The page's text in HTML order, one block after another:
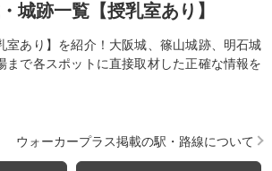
城跡一覧【授乳室あり】
室あり】を紹介！大阪城、篠山城跡、明石城
まで各スポットに直接取材した正確な情報を
ウォーカープラス掲載の駅・路線について